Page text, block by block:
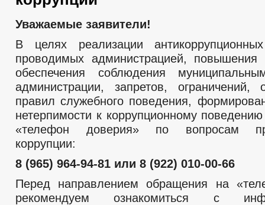
Уважаемые заявители!
В целях реализации
проводимых администрацией, повышения
обеспечения соблюдения
администрации, запретов, ограничений,
правил служебного поведения,
нетерпимости к коррупционному
«телефон доверия» по вопросам
коррупции:
8 (965) 964-94-81 или 8 (922) 010-00-66
Перед направлением обращения на
рекомендуем ознакомиться с